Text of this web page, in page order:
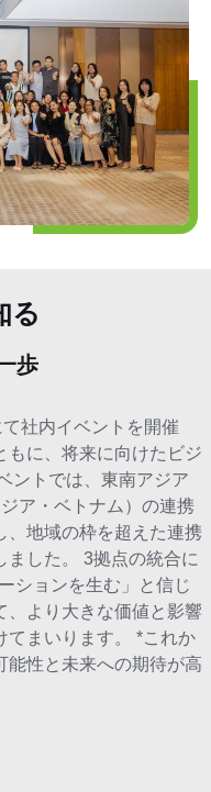
る
歩
社内イベントを開催
もに、将来に向けたビジ
ントでは、東南アジア
ア・ベトナム）の連携
、地域の枠を超えた連携
した。 3拠点の統合に
ションを生む」と信じ
、より大きな価値と影響
てまいります。 *これか
能性と未来への期待が高